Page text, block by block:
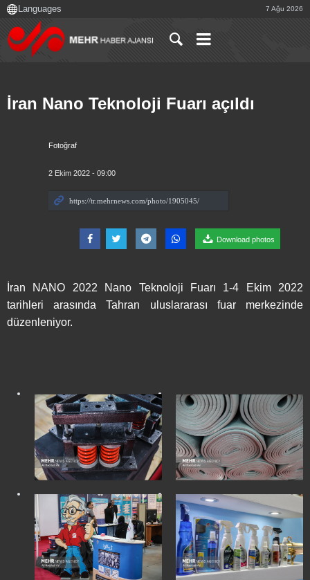
7 Ağu 2026
Fotoğraf
2 Ekim 2022 - 09:00
Download photos
İran Nano Teknoloji Fuarı açıldı
İran NANO 2022 Nano Teknoloji Fuarı 1-4 Ekim 2022
tarihleri arasında Tahran uluslararası fuar merkezinde
düzenleniyor.